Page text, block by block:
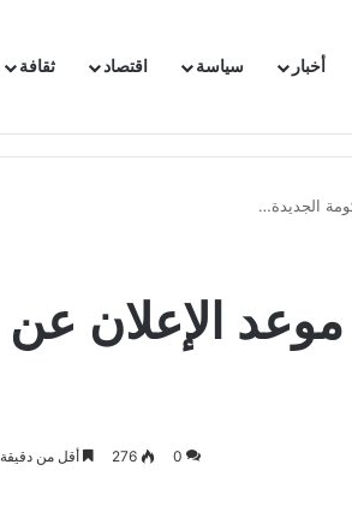
أخبار سياسة اقتصاد ثقافة
وتبلغها احتجاجا شديد اللهجة !!
الجديدة…
الإعلان عن
0
276 أقل من دقيقة